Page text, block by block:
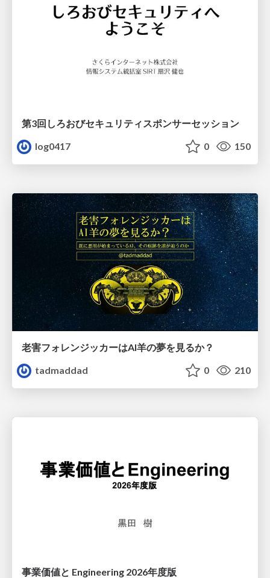
第3回しろおびセキュリティスポンサーセッション
log0417
0 150
老害フォレンジッカーはAI羊の夢を見るか？
tadmaddad
0 210
事業価値と Engineering 2026年度版